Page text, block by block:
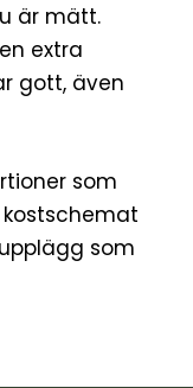
är mätt.
extra
gott, även
som
som